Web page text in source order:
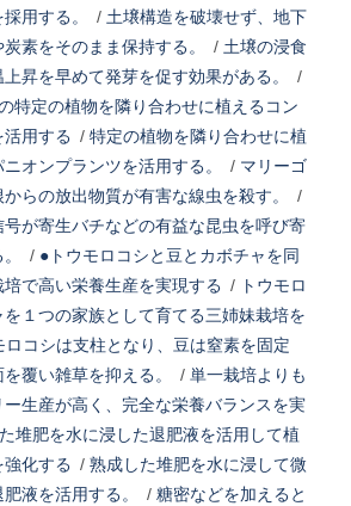
用する。
/ 土壌構造を破壊せず、地下
素をそのまま保持する。
/ 土壌の浸食
昇を早めて発芽を促す効果がある。
/
特定の植物を隣り合わせに植えるコン
用する / 特定の植物を隣り合わせに植
オンプランツを活用する。
/ マリーゴ
らの放出物質が有害な線虫を殺す。
/
が寄生バチなどの有益な昆虫を呼び寄
/ ●トウモロコシと豆とカボチャを同
で高い栄養生産を実現する / トウモロ
１つの家族として育てる三姉妹栽培を
ロコシは支柱となり、豆は窒素を固定
覆い雑草を抑える。
/ 単一栽培よりも
生産が高く、完全な栄養バランスを実
堆肥を水に浸した退肥液を活用して植
化する / 熟成した堆肥を水に浸して微
液を活用する。
/ 糖密などを加えると